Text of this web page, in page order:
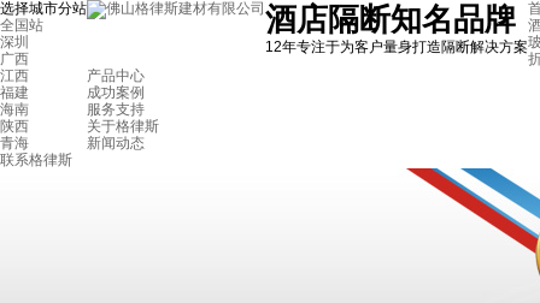
选择城市分站
全国站
深圳
广西
江西
福建
海南
陕西
青海
酒店隔断知名品牌
12年专注于为客户量身打造隔断解决方案
产品中心
成功案例
服务支持
关于格律斯
新闻动态
联系格律斯